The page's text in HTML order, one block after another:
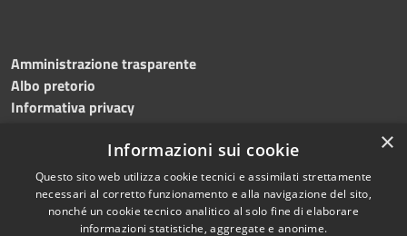
Amministrazione trasparente
Albo pretorio
Informativa privacy
Dichiarazione di accessibilità Meccanismo di feedback ×
Informazioni sui cookie
Questo sito web utilizza cookie tecnici e assimilati strettamente
necessari al corretto funzionamento e alla navigazione del sito,
nonché un cookie tecnico analitico al solo fine di elaborare
informazioni statistiche, aggregate e anonime.